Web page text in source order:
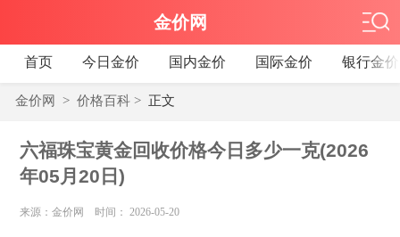
金价网
首页 今日金价 国内金价 国际金价 银行金价
金价网 > 价格百科> 正文
六福珠宝黄金回收价格今日多少一克(2026
年05月20日)
来源：金价网 时间： 2026-05-20